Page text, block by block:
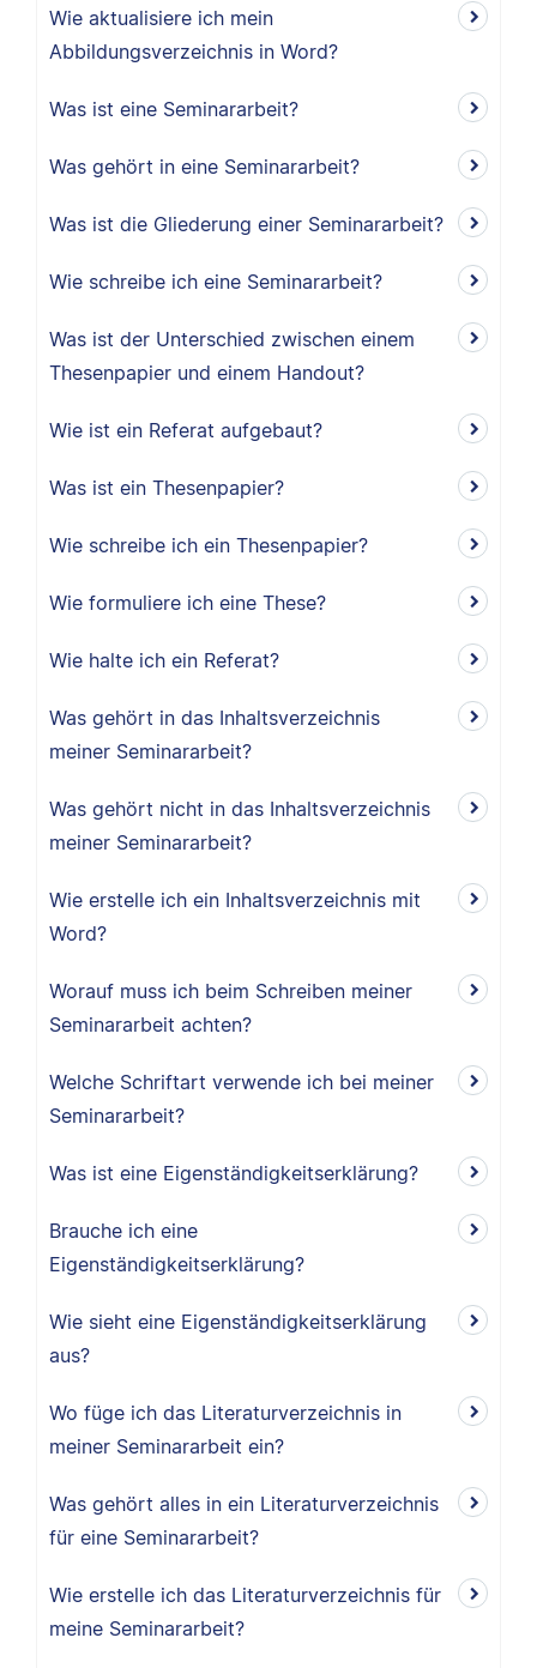
Wie aktualisiere ich mein
Abbildungsverzeichnis in Word?
Was ist eine Seminararbeit?
Was gehört in eine Seminararbeit?
Was ist die Gliederung einer Seminararbeit?
Wie schreibe ich eine Seminararbeit?
Was ist der Unterschied zwischen einem
Thesenpapier und einem Handout?
Wie ist ein Referat aufgebaut?
Was ist ein Thesenpapier?
Wie schreibe ich ein Thesenpapier?
Wie formuliere ich eine These?
Wie halte ich ein Referat?
Was gehört in das Inhaltsverzeichnis
meiner Seminararbeit?
Was gehört nicht in das Inhaltsverzeichnis
meiner Seminararbeit?
Wie erstelle ich ein Inhaltsverzeichnis mit
Word?
Worauf muss ich beim Schreiben meiner
Seminararbeit achten?
Welche Schriftart verwende ich bei meiner
Seminararbeit?
Was ist eine Eigenständigkeitserklärung?
Brauche ich eine
Eigenständigkeitserklärung?
Wie sieht eine Eigenständigkeitserklärung
aus?
Wo füge ich das Literaturverzeichnis in
meiner Seminararbeit ein?
Was gehört alles in ein Literaturverzeichnis
für eine Seminararbeit?
Wie erstelle ich das Literaturverzeichnis für
meine Seminararbeit?